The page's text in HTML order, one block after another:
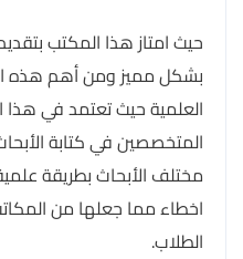
حيث امتاز هذا المكتب
بشكل مميز ومن أهم هذه
العلمية حيث تعتمد في
المتخصصين في كتابة
مختلف الأبحاث بطريقة
اخطاء مما جعلها من
الطلاب.